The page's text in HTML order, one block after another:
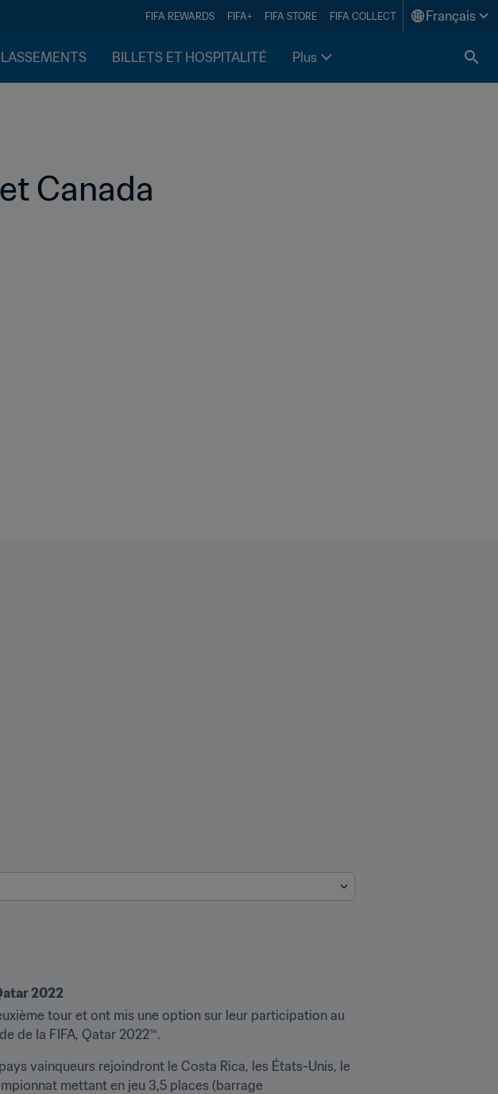
FIFA REWARDS FIFA+ FIFA STORE FIFA COLLECT Français
BILLETS ET HOSPITALITÉ Plus
Canada
2022
tour et ont mis une option sur leur participation au
de la FIFA, Qatar 2022™.
vainqueurs rejoindront le Costa Rica, les États-Unis, le
mettant en jeu 3,5 places (barrage